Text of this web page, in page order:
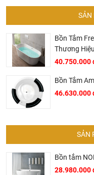
vượt trội, độ bền ấn
mỗi sản phẩm,
dùng.
SẢN
Bồn Tắm
Thương
40.750.000
Bồn Tắm
46.630.000
SẢN
Bồn tắm
28.980.000